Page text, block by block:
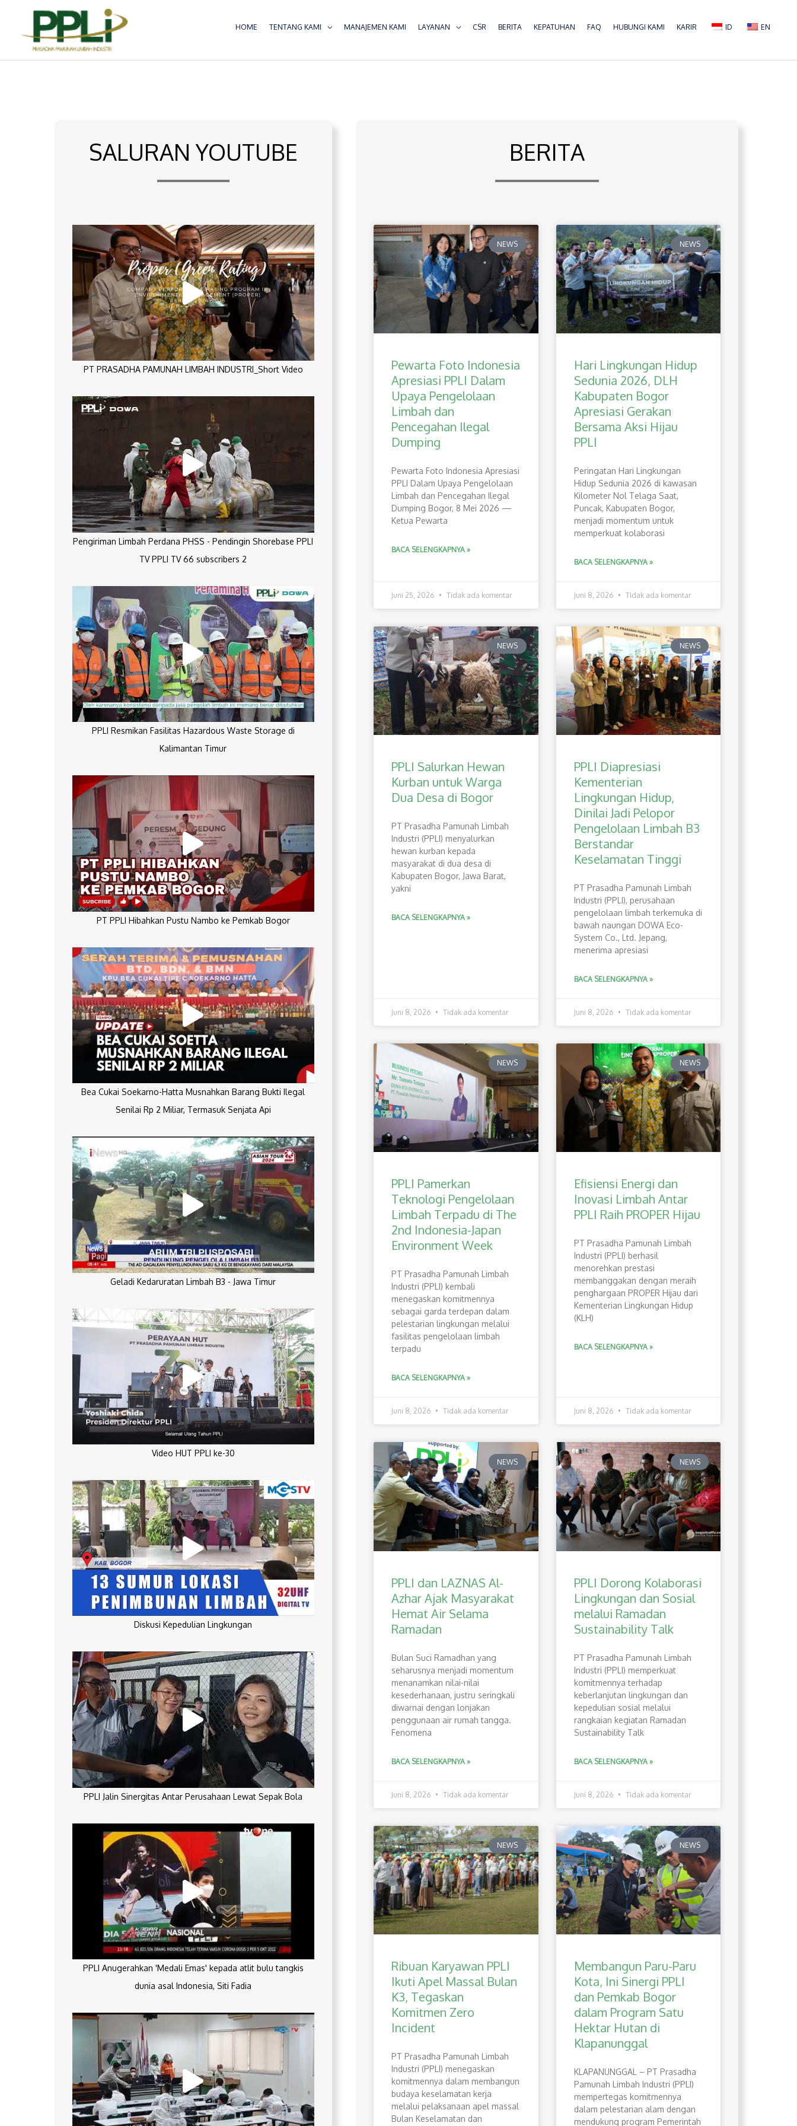
konten
HOME TENTANG KAMI MANAJEMEN KAMI LAYANAN CSR BERITA KEPATUHAN FAQ HUBUNGI KAMI KARIR ID EN
SALURAN YOUTUBE
PT PRASADHA PAMUNAH LIMBAH INDUSTRI_Short Video
Pengiriman Limbah Perdana PHSS - Pendingin Shorebase PPLI
TV PPLI TV 66 subscribers 2
PPLI Resmikan Fasilitas Hazardous Waste Storage di
Kalimantan Timur
PT PPLI Hibahkan Pustu Nambo ke Pemkab Bogor
Bea Cukai Soekarno-Hatta Musnahkan Barang Bukti Ilegal
Senilai Rp 2 Miliar, Termasuk Senjata Api
Geladi Kedaruratan Limbah B3 - Jawa Timur
Video HUT PPLI ke-30
Diskusi Kepedulian Lingkungan
PPLI Jalin Sinergitas Antar Perusahaan Lewat Sepak Bola
PPLI Anugerahkan 'Medali Emas' kepada atlit bulu tangkis
dunia asal Indonesia, Siti Fadia
BERITA
NEWS
Pewarta Foto Indonesia
Apresiasi PPLI Dalam
Upaya Pengelolaan
Limbah dan
Pencegahan Ilegal
Dumping
Pewarta Foto Indonesia Apresiasi
PPLI Dalam Upaya Pengelolaan
Limbah dan Pencegahan Ilegal
Dumping Bogor, 8 Mei 2026 —
Ketua Pewarta
BACA SELENGKAPNYA »
Juni 25, 2026 Tidak ada komentar
NEWS
Hari Lingkungan Hidup
Sedunia 2026, DLH
Kabupaten Bogor
Apresiasi Gerakan
Bersama Aksi Hijau
PPLI
Peringatan Hari Lingkungan
Hidup Sedunia 2026 di kawasan
Kilometer Nol Telaga Saat,
Puncak, Kabupaten Bogor,
menjadi momentum untuk
memperkuat kolaborasi
BACA SELENGKAPNYA »
Juni 8, 2026 Tidak ada komentar
NEWS
PPLI Salurkan Hewan
Kurban untuk Warga
Dua Desa di Bogor
PT Prasadha Pamunah Limbah
Industri (PPLI) menyalurkan
hewan kurban kepada
masyarakat di dua desa di
Kabupaten Bogor, Jawa Barat,
yakni
BACA SELENGKAPNYA »
Juni 8, 2026 Tidak ada komentar
NEWS
PPLI Diapresiasi
Kementerian
Lingkungan Hidup,
Dinilai Jadi Pelopor
Pengelolaan Limbah B3
Berstandar
Keselamatan Tinggi
PT Prasadha Pamunah Limbah
Industri (PPLI), perusahaan
pengelolaan limbah terkemuka di
bawah naungan DOWA Eco-
System Co., Ltd. Jepang,
menerima apresiasi
BACA SELENGKAPNYA »
Juni 8, 2026 Tidak ada komentar
NEWS
PPLI Pamerkan
Teknologi Pengelolaan
Limbah Terpadu di The
2nd Indonesia-Japan
Environment Week
PT Prasadha Pamunah Limbah
Industri (PPLI) kembali
menegaskan komitmennya
sebagai garda terdepan dalam
pelestarian lingkungan melalui
fasilitas pengelolaan limbah
terpadu
BACA SELENGKAPNYA »
Juni 8, 2026 Tidak ada komentar
NEWS
Efisiensi Energi dan
Inovasi Limbah Antar
PPLI Raih PROPER Hijau
PT Prasadha Pamunah Limbah
Industri (PPLI) berhasil
menorehkan prestasi
membanggakan dengan meraih
penghargaan PROPER Hijau dari
Kementerian Lingkungan Hidup
(KLH)
BACA SELENGKAPNYA »
Juni 8, 2026 Tidak ada komentar
NEWS
PPLI dan LAZNAS Al-
Azhar Ajak Masyarakat
Hemat Air Selama
Ramadan
Bulan Suci Ramadhan yang
seharusnya menjadi momentum
menanamkan nilai-nilai
kesederhanaan, justru seringkali
diwarnai dengan lonjakan
penggunaan air rumah tangga.
Fenomena
BACA SELENGKAPNYA »
Juni 8, 2026 Tidak ada komentar
NEWS
PPLI Dorong Kolaborasi
Lingkungan dan Sosial
melalui Ramadan
Sustainability Talk
PT Prasadha Pamunah Limbah
Industri (PPLI) memperkuat
komitmennya terhadap
keberlanjutan lingkungan dan
kepedulian sosial melalui
rangkaian kegiatan Ramadan
Sustainability Talk
BACA SELENGKAPNYA »
Juni 8, 2026 Tidak ada komentar
NEWS
Ribuan Karyawan PPLI
Ikuti Apel Massal Bulan
K3, Tegaskan
Komitmen Zero
Incident
PT Prasadha Pamunah Limbah
Industri (PPLI) menegaskan
komitmennya dalam membangun
budaya keselamatan kerja
melalui pelaksanaan apel massal
Bulan Keselamatan dan
NEWS
Membangun Paru-Paru
Kota, Ini Sinergi PPLI
dan Pemkab Bogor
dalam Program Satu
Hektar Hutan di
Klapanunggal
​KLAPANUNGGAL – PT Prasadha
Pamunah Limbah Industri (PPLI)
mempertegas komitmennya
dalam pelestarian alam dengan
mendukung program Pemerintah